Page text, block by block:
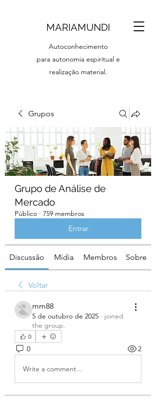
MARIAMUNDI
Autoconhecimento
para autonomia espiritual e
realização material.
Grupos
Grupo de Análise de
Mercado
Público · 759 membros
Entrar
Discussão Mídia Membros Sobre
Voltar
mm88
5 de outubro de 2025 · joined
the group.
0
0 2
Write a comment...